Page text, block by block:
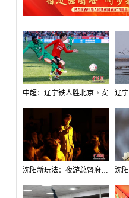
中超：辽宁铁人胜北京国安
沈阳新玩法：夜游总督府，当一回“赴宴者”